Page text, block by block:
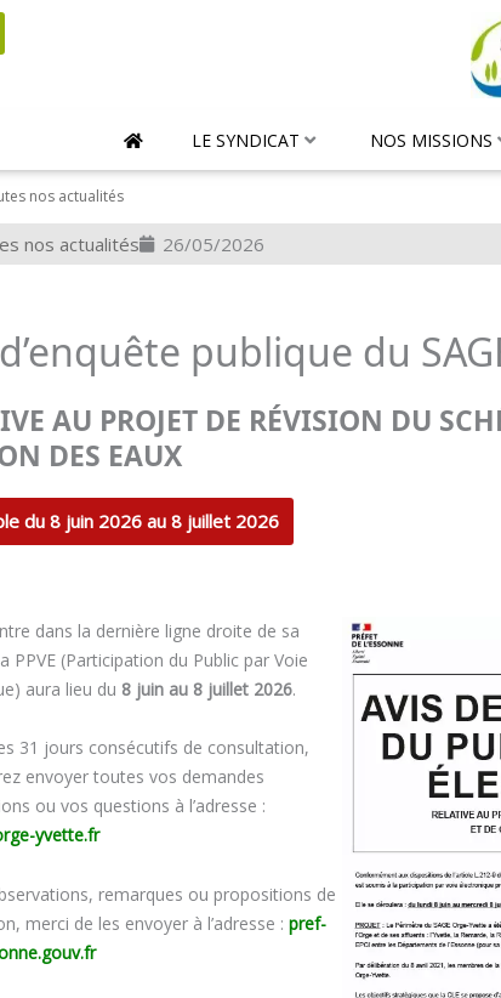
LE SYNDICAT NOS MISSIONS
nos actualités
nos actualités 26/05/2026
publique du
AU PROJET DE RÉVISION DU
DES EAUX
du 8 juin 2026 au 8 juillet 2026
dans la dernière ligne droite de sa
PPVE (Participation du Public par Voie
aura lieu du 8 juin au 8 juillet 2026.
31 jours consécutifs de consultation,
envoyer toutes vos demandes
ou vos questions à l’adresse :
yvette.fr
remarques ou propositions de
merci de les envoyer à l’adresse : pref-